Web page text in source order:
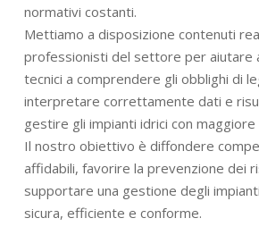
normativi costanti.
Mettiamo a disposizione contenuti
professionisti del settore per aiutare
tecnici a comprendere gli obblighi di
interpretare correttamente dati e
gestire gli impianti idrici con
Il nostro obiettivo è diffondere
affidabili, favorire la prevenzione dei
supportare una gestione degli
sicura, efficiente e conforme.